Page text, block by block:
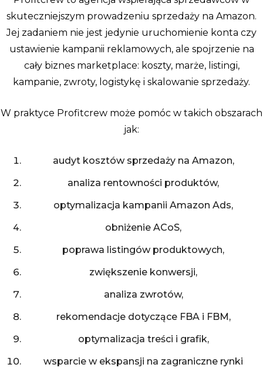
skuteczniejszym prowadzeniu sprzedaży na Amazon.
Jej zadaniem nie jest jedynie uruchomienie konta czy
ustawienie kampanii reklamowych, ale spojrzenie na
cały biznes marketplace: koszty, marże, listingi,
kampanie, zwroty, logistykę i skalowanie sprzedaży.
W praktyce Profitcrew może pomóc w takich obszarach
jak:
audyt kosztów sprzedaży na Amazon,
analiza rentowności produktów,
optymalizacja kampanii Amazon Ads,
obniżenie ACoS,
poprawa listingów produktowych,
zwiększenie konwersji,
analiza zwrotów,
rekomendacje dotyczące FBA i FBM,
optymalizacja treści i grafik,
wsparcie w ekspansji na zagraniczne rynki